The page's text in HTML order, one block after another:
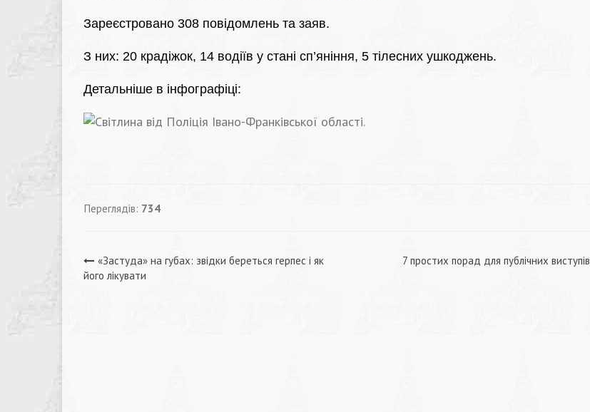
Зареєстровано 308 повідомлень та заяв.
З них: 20 крадіжок, 14 водіїв у стані сп’яніння, 5 тілесних ушкоджень.
Детальніше в інфографіці:
Переглядів: 734
Навігація
«Застуда» на губах: звідки береться герпес і як
його лікувати
7 простих порад для публічних виступів